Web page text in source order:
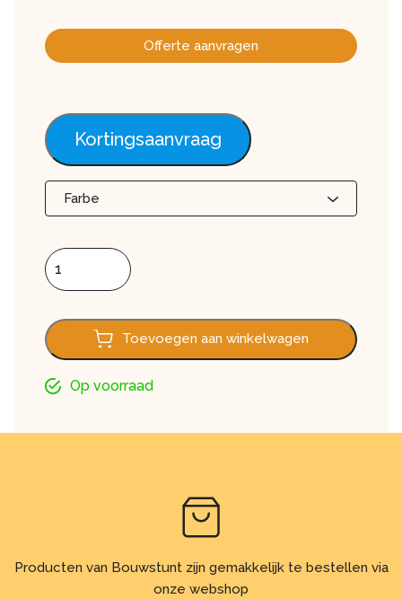
Offerte aanvragen
Kortingsaanvraag
Farbe
Damwandplaten T8 aantal
Toevoegen aan winkelwagen
Op voorraad
Producten van Bouwstunt zijn gemakkelijk te bestellen via
onze webshop